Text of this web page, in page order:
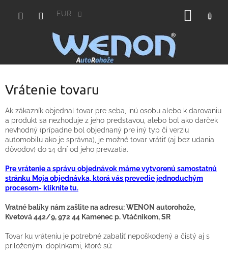
EUR
Vrátenie tovaru
Ak zákazník objednal tovar pre seba, inú osobu alebo k darovaniu
a produkt sa nezhoduje z jeho predstavou, alebo bol ako darček
nevhodný (prípadne bol objednaný pre iný typ či verziu
automobilu ako je správna), je možné tovar vrátiť (aj bez udania
dôvodov) do 14 dní od jeho prevzatia.
Pre vrátenie a správu objednávok máme vytvorenú samostatnú
stránku Moja objednávka, ktorá vás prevedie jednoduchým
procesom- kliknite tu.
Vratné balíky nám zašlite na adresu: WENON autorohože,
Kvetová 442/9, 972 44 Kamenec p. Vtáčnikom, SR
Tovar ku vráteniu je potrebné zabaliť nepoškodený a čistý aj s
priloženými doplnkami, ktoré sú: